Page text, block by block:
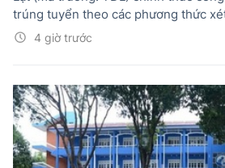
4 giờ trước
trúng tuyển theo các phương thức